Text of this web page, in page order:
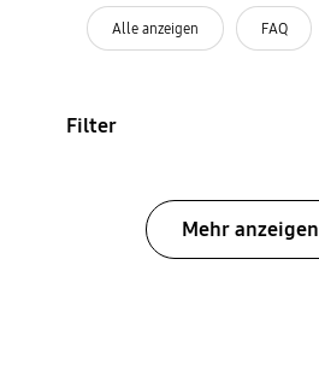
Alle anzeigen FAQ
Filter
Mehr anzeigen